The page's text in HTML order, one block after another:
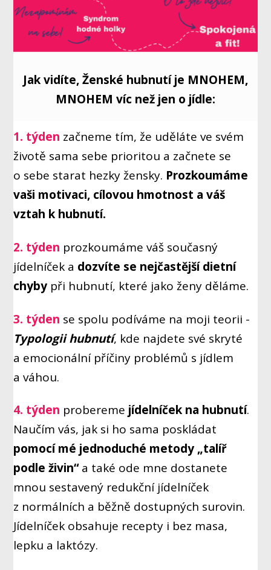
Jak vidíte, Ženské hubnutí je MNOHEM,
MNOHEM víc než jen o jídle:
1. týden začneme tím, že uděláte ve svém
životě sama sebe prioritou a začnete se
o sebe starat hezky žensky. Prozkoumáme
vaši motivaci, cílovou hmotnost a váš
vztah k hubnutí.
2. týden prozkoumáme váš současný
jídelníček a dozvíte se nejčastější dietní
chyby při hubnutí, které jako ženy děláme.
3. týden se spolu podíváme na moji teorii -
Typologii hubnutí, kde najdete své skryté
a emocionální příčiny problémů s jídlem
a váhou.
4. týden probereme jídelníček na hubnutí.
Naučím vás, jak si ho sama poskládat
pomocí mé jednoduché metody „talíř
podle živin“a také ode mne dostanete
mnou sestavený redukční jídelníček
z normálních a běžně dostupných surovin.
Jídelníček obsahuje recepty i bez masa,
lepku a laktózy.